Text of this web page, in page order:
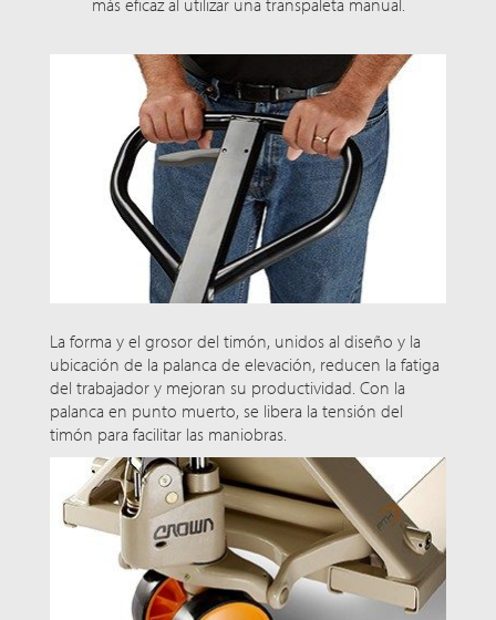
más eficaz al utilizar una transpaleta manual.
La forma y el grosor del timón, unidos al diseño y la
ubicación de la palanca de elevación, reducen la fatiga
del trabajador y mejoran su productividad. Con la
palanca en punto muerto, se libera la tensión del
timón para facilitar las maniobras.